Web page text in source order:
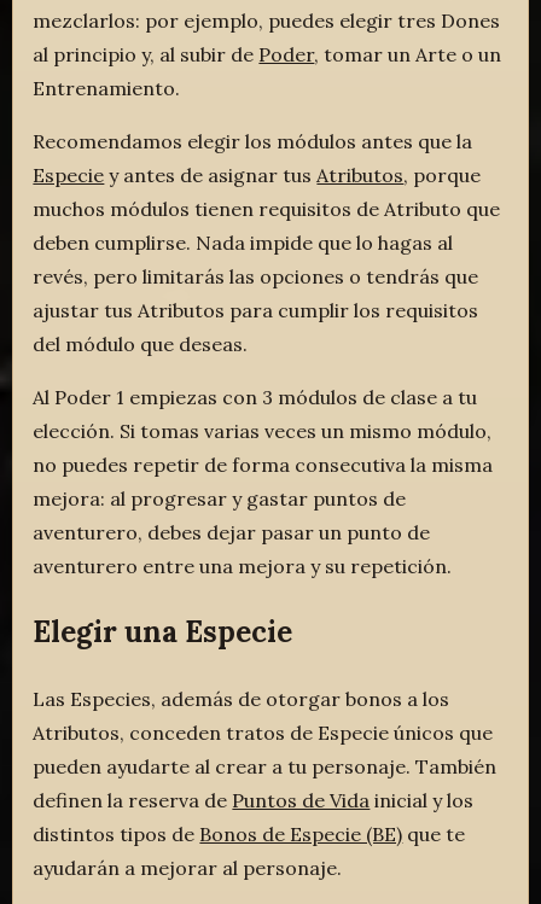
mezclarlos: por ejemplo, puedes elegir tres Dones
al principio y, al subir de Poder, tomar un Arte o un
Entrenamiento.
Recomendamos elegir los módulos antes que la
Especie y antes de asignar tus Atributos, porque
muchos módulos tienen requisitos de Atributo que
deben cumplirse. Nada impide que lo hagas al
revés, pero limitarás las opciones o tendrás que
ajustar tus Atributos para cumplir los requisitos
del módulo que deseas.
Al Poder 1 empiezas con 3 módulos de clase a tu
elección. Si tomas varias veces un mismo módulo,
no puedes repetir de forma consecutiva la misma
mejora: al progresar y gastar puntos de
aventurero, debes dejar pasar un punto de
aventurero entre una mejora y su repetición.
Elegir una Especie
Las Especies, además de otorgar bonos a los
Atributos, conceden tratos de Especie únicos que
pueden ayudarte al crear a tu personaje. También
definen la reserva de Puntos de Vida inicial y los
distintos tipos de Bonos de Especie (BE) que te
ayudarán a mejorar al personaje.